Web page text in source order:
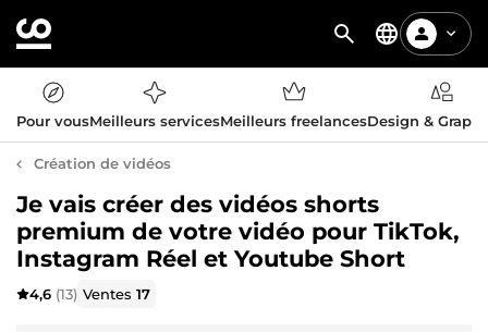
Pour vousMeilleurs servicesMeilleurs freelancesDesign &
Création de vidéos
Je vais créer des vidéos shorts
premium de votre vidéo pour TikTok,
Instagram Réel et Youtube Short
4,6 (13) Ventes17